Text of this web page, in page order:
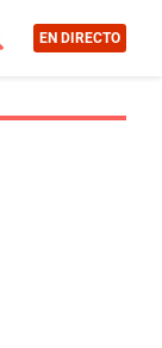
EN DIRECTO